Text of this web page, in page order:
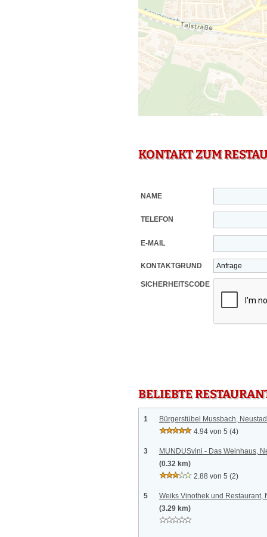
KONTAKT ZUM
NAME
TELEFON
E-MAIL
KONTAKTGRUND
SICHERHEITSCODE
BELIEBTE
1
Bürgerstübel Mussbach,
4.94 von 5 (4)
3
MUNDUSvini - Das Weinhaus,
(0.32 km)
2.88 von 5 (2)
5
Weiks Vinothek und Restaurant,
(3.29 km)